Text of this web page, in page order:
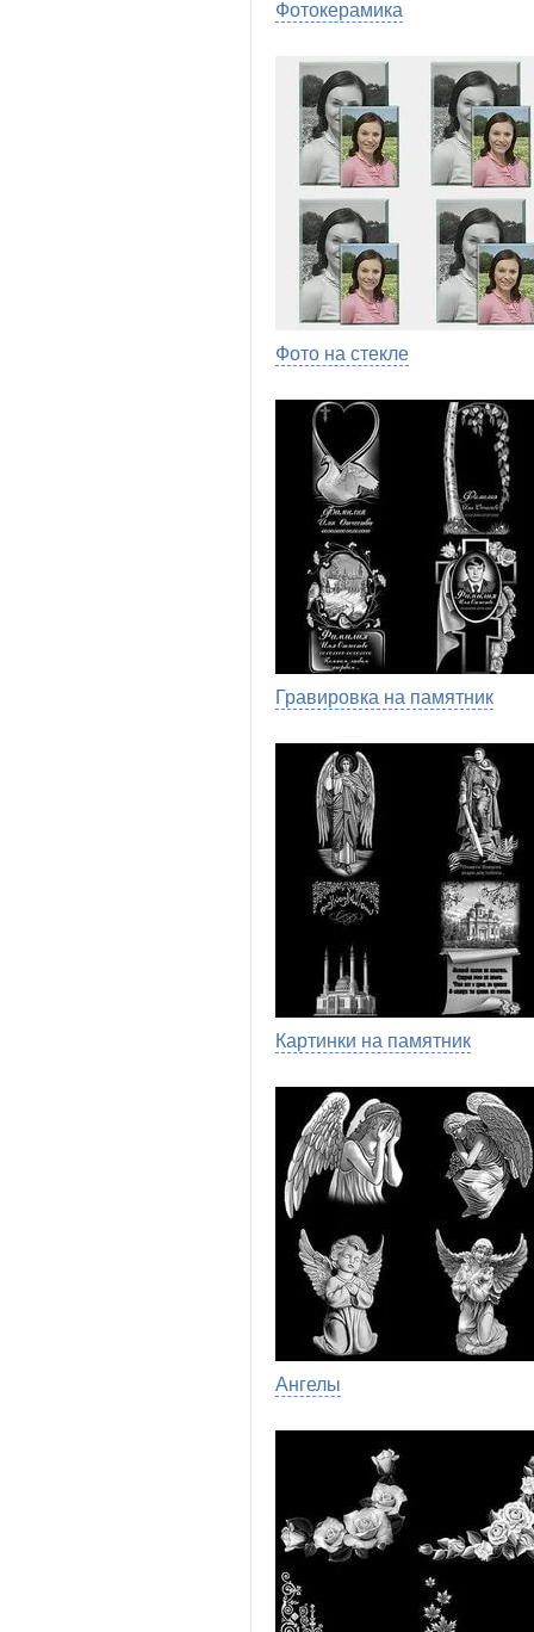
Фотокерамика
Фото на стекле
Гравировка на памятник
Картинки на памятник
Ангелы